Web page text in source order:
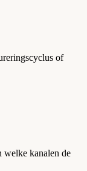
of
welke kanalen de